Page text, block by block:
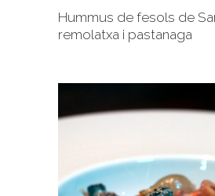
Hummus de fesols de
remolatxa i pastanaga